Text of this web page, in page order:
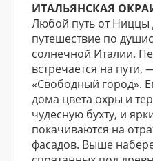
ИТАЛЬЯНСКАЯ
Любой путь от
путешествие по
солнечной Италии.
встречается на
«Свободный город».
дома цвета охры и
чудесную бухту, и
покачиваются на
фасадов. Выше